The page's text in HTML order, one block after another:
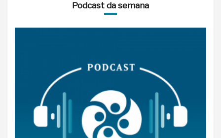
Podcast da semana